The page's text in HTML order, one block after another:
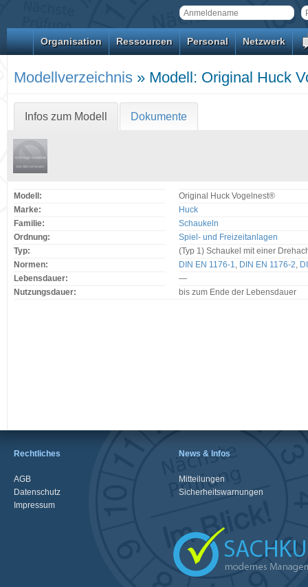
Organisation Ressourcen Personal Netzwerk
Modellverzeichnis » Modell: Original Huck
Infos zum Modell Dokumente
Modell:
Original Huck Vogelnest®
Marke:
Huck
Familie:
Schaukeln
Ordnung:
Spiel- und Freizeitanlagen
Typ:
(Typ 1) Schaukel mit einer
Normen:
DIN EN 1176-1, DIN EN 1176-2,
Lebensdauer:
—
Nutzungsdauer:
bis zum Ende der Lebensdauer
Rechtliches
AGB
Datenschutz
Impressum
News & Infos
Mitteilungen
Sicherheitswarnungen